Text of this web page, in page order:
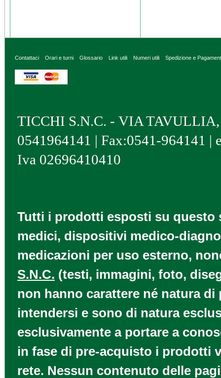
Contattaci Orari e turni Glossario Link utili Numeri utili Spedizione e
TICCHI S.N.C. - VIA TAVULLIA,
0541964141 | Fax:0541-964141 |
Iva 02696410410
Tutti i prodotti esposti su questo
medici, dispositivi medico-
medicazioni per uso esterno,
S.N.C. (testi, immagini, foto,
non hanno carattere né natura
intendersi e sono di natura
esclusivamente a portare a
in fase di pre-acquisto i prodotti
rete. Nessun contenuto delle